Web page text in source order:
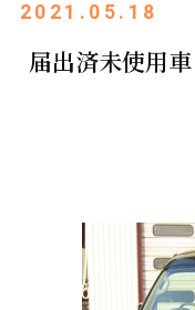
2021.05.18
届出済未使用